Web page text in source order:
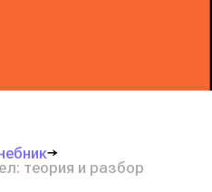
теория и разбор